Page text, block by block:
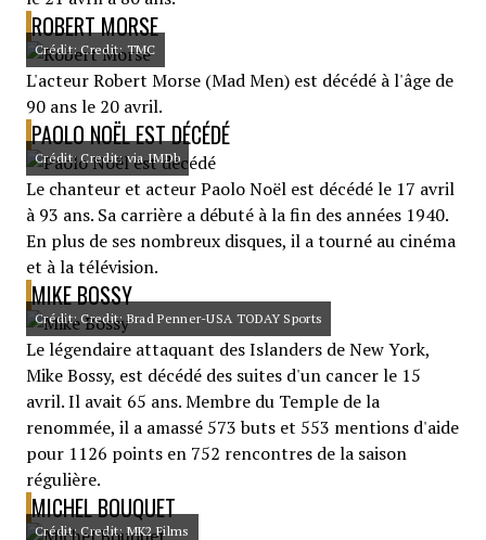
ROBERT MORSE
Crédit: Credit: TMC
L'acteur Robert Morse (Mad Men) est décédé à l'âge de
90 ans le 20 avril.
PAOLO NOËL EST DÉCÉDÉ
Crédit: Credit: via IMDb
Le chanteur et acteur Paolo Noël est décédé le 17 avril
à 93 ans. Sa carrière a débuté à la fin des années 1940.
En plus de ses nombreux disques, il a tourné au cinéma
et à la télévision.
MIKE BOSSY
Crédit: Credit: Brad Penner-USA TODAY Sports
Le légendaire attaquant des Islanders de New York,
Mike Bossy, est décédé des suites d'un cancer le 15
avril. Il avait 65 ans. Membre du Temple de la
renommée, il a amassé 573 buts et 553 mentions d'aide
pour 1126 points en 752 rencontres de la saison
régulière.
MICHEL BOUQUET
Crédit: Credit: MK2 Films